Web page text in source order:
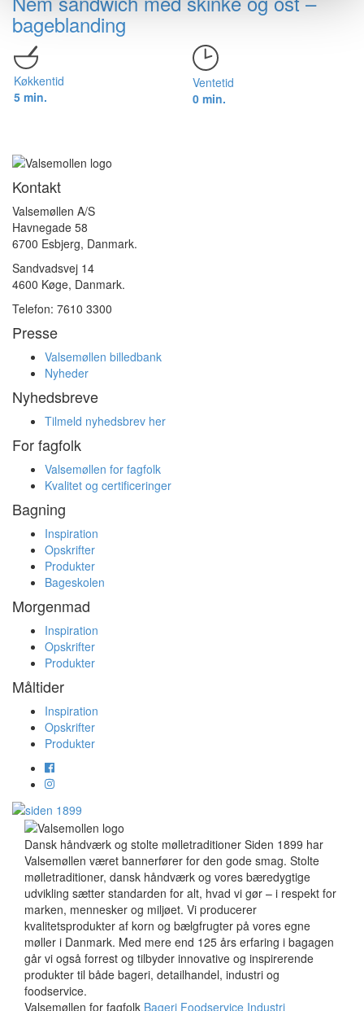
bageblanding
Køkkentid
5 min.
Ventetid
0 min.
Kontakt
Valsemøllen A/S
Havnegade 58
6700 Esbjerg, Danmark.
Sandvadsvej 14
4600 Køge, Danmark.
Telefon: 7610 3300
Presse
Valsemøllen billedbank
Nyheder
Nyhedsbreve
Tilmeld nyhedsbrev her
For fagfolk
Valsemøllen for fagfolk
Kvalitet og certificeringer
Bagning
Inspiration
Opskrifter
Produkter
Bageskolen
Morgenmad
Inspiration
Opskrifter
Produkter
Måltider
Inspiration
Opskrifter
Produkter
Dansk håndværk og stolte mølletraditioner Siden 1899 har
Valsemøllen været bannerfører for den gode smag. Stolte
mølletraditioner, dansk håndværk og vores bæredygtige
udvikling sætter standarden for alt, hvad vi gør – i respekt for
marken, mennesker og miljøet. Vi producerer
kvalitetsprodukter af korn og bælgfrugter på vores egne
møller i Danmark. Med mere end 125 års erfaring i bagagen
går vi også forrest og tilbyder innovative og inspirerende
produkter til både bageri, detailhandel, industri og
foodservice.
Valsemøllen for fagfolk Bageri Foodservice Industri